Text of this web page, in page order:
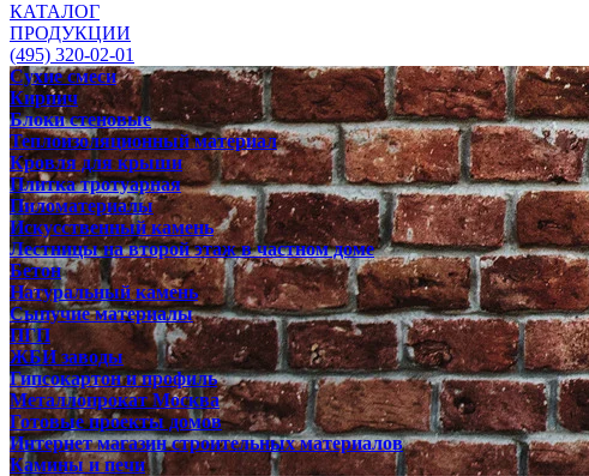
КАТАЛОГ
ПРОДУКЦИИ
(495) 320-02-01
Сухие смеси
Кирпич
Блоки стеновые
Теплоизоляционный материал
Кровля для крыши
Плитка тротуарная
Пиломатериалы
Искусственный камень
Лестницы на второй этаж в частном доме
Бетон
Натуральный камень
Сыпучие материалы
ПГП
ЖБИ заводы
Гипсокартон и профиль
Металлопрокат Москва
Готовые проекты домов
Интернет магазин строительных материалов
Камины и печи